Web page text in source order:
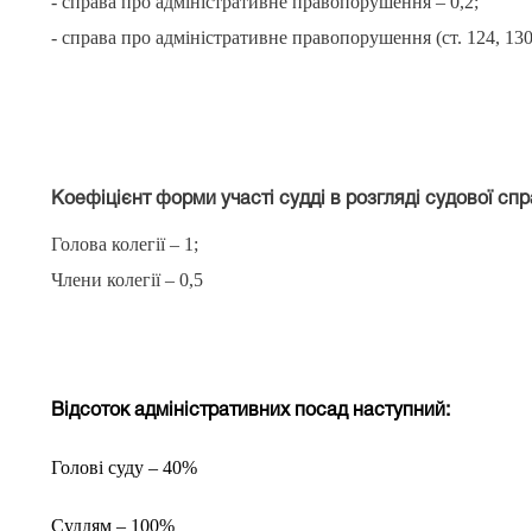
- справа про адміністративне правопорушення (ст. 124,
Коефіцієнт форми участі судді в розгляді судової
Голова колегії – 1;
Члени колегії – 0,5
Відсоток адміністративних посад наступний:
Голові суду – 40%
Суддям – 100%